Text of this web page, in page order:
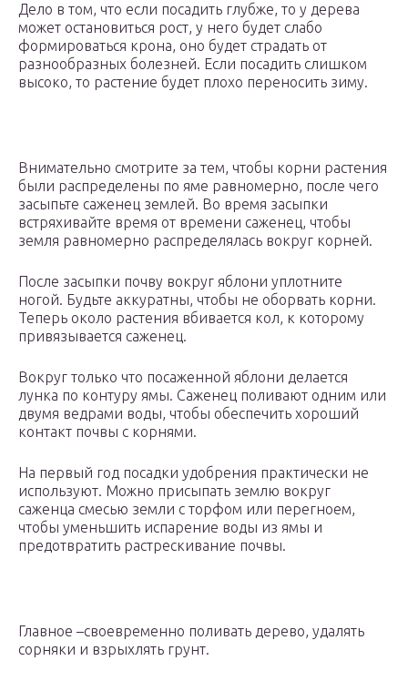
Дело в том, что если посадить глубже, то у дерева
может остановиться рост, у него будет слабо
формироваться крона, оно будет страдать от
разнообразных болезней. Если посадить слишком
высоко, то растение будет плохо переносить зиму.
Внимательно смотрите за тем, чтобы корни растения
были распределены по яме равномерно, после чего
засыпьте саженец землей. Во время засыпки
встряхивайте время от времени саженец, чтобы
земля равномерно распределялась вокруг корней.
После засыпки почву вокруг яблони уплотните
ногой. Будьте аккуратны, чтобы не оборвать корни.
Теперь около растения вбивается кол, к которому
привязывается саженец.
Вокруг только что посаженной яблони делается
лунка по контуру ямы. Саженец поливают одним или
двумя ведрами воды, чтобы обеспечить хороший
контакт почвы с корнями.
На первый год посадки удобрения практически не
используют. Можно присыпать землю вокруг
саженца смесью земли с торфом или перегноем,
чтобы уменьшить испарение воды из ямы и
предотвратить растрескивание почвы.
Главное –своевременно поливать дерево, удалять
сорняки и взрыхлять грунт.